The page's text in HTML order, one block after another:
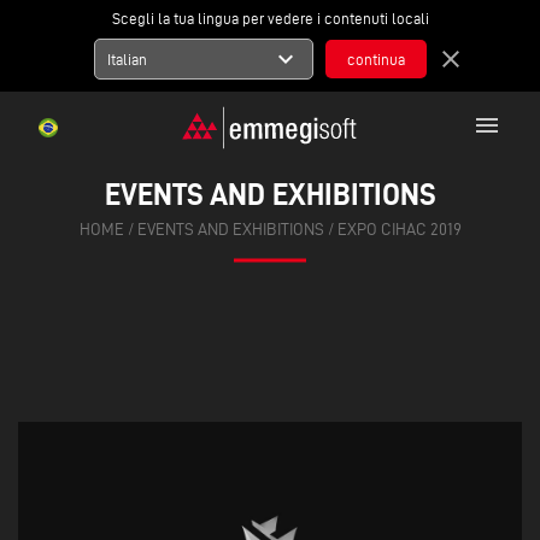
Scegli la tua lingua per vedere i contenuti locali
Italian expand_more close
menu
EVENTS AND EXHIBITIONS
HOME / EVENTS AND EXHIBITIONS / EXPO CIHAC 2019